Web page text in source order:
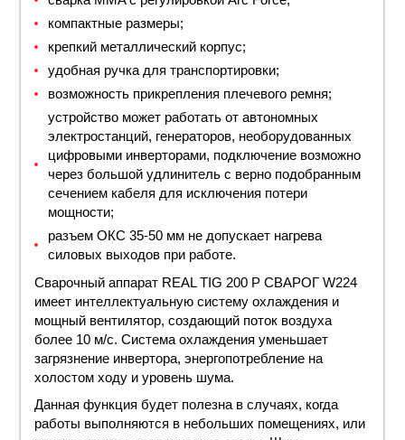
компактные размеры;
крепкий металлический корпус;
удобная ручка для транспортировки;
возможность прикрепления плечевого ремня;
устройство может работать от автономных
электростанций, генераторов, необорудованных
цифровыми инверторами, подключение возможно
через большой удлинитель с верно подобранным
сечением кабеля для исключения потери
мощности;
разъем ОКС 35-50 мм не допускает нагрева
силовых выходов при работе.
Сварочный аппарат REAL TIG 200 Р СВАРОГ W224
имеет интеллектуальную систему охлаждения и
мощный вентилятор, создающий поток воздуха
более 10 м/с. Система охлаждения уменьшает
загрязнение инвертора, энергопотребление на
холостом ходу и уровень шума.
Данная функция будет полезна в случаях, когда
работы выполняются в небольших помещениях, или